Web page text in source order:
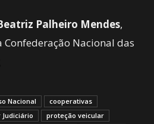
Palheiro Mendes,
Nacional das
Nacional
cooperativas
Judiciário
proteção veicular